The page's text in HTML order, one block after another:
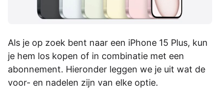
Als je op zoek bent naar een iPhone 15 Plus, kun
je hem los kopen of in combinatie met een
abonnement. Hieronder leggen we je uit wat de
voor- en nadelen zijn van elke optie.